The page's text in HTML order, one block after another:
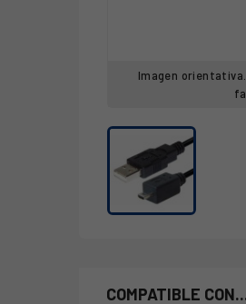
Imagen
COMPATIBLE